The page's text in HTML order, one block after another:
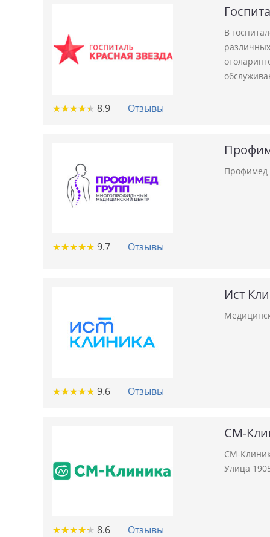
★★★★★
★★★★★ 8.9 Отзывы
В
★★★★★
★★★★★ 9.7 Отзывы
Профимед
★★★★★
★★★★★ 9.6 Отзывы
Ист
★★★★★
★★★★★ 8.6 Отзывы
СМ-
СМ-
Улица